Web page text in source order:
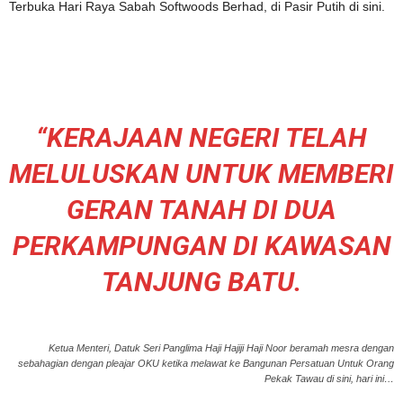
Terbuka Hari Raya Sabah Softwoods Berhad, di Pasir Putih di sini.
“KERAJAAN NEGERI TELAH
MELULUSKAN UNTUK MEMBERI
GERAN TANAH DI DUA
PERKAMPUNGAN DI KAWASAN
TANJUNG BATU.
Ketua Menteri, Datuk Seri Panglima Haji Hajiji Haji Noor beramah mesra dengan
sebahagian dengan pleajar OKU ketika melawat ke Bangunan Persatuan Untuk Orang
Pekak Tawau di sini, hari ini…